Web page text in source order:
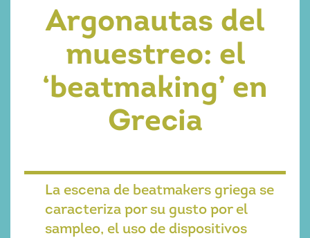
Argonautas del
muestreo: el
‘beatmaking’ en
Grecia
La escena de beatmakers griega se
caracteriza por su gusto por el
sampleo, el uso de dispositivos